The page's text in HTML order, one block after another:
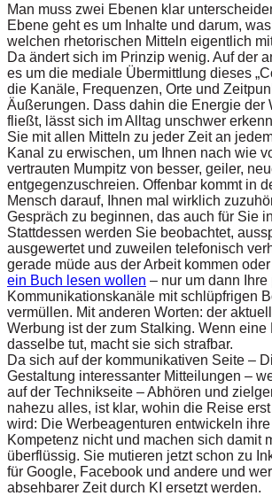
Man muss zwei Ebenen klar
Ebene geht es um Inhalte und darum,
welchen rhetorischen Mitteln eigentlich
Da ändert sich im Prinzip wenig. Auf der
es um die mediale Übermittlung dieses
die Kanäle, Frequenzen, Orte und
Äußerungen. Dass dahin die Energie der
fließt, lässt sich im Alltag unschwer
Sie mit allen Mitteln zu jeder Zeit an
Kanal zu erwischen, um Ihnen nach wie
vertrauten Mumpitz von besser, geiler,
entgegenzuschreien. Offenbar kommt in
Mensch darauf, Ihnen mal wirklich
Gespräch zu beginnen, das auch für Sie
Stattdessen werden Sie beobachtet,
ausgewertet und zuweilen telefonisch
gerade müde aus der Arbeit kommen
ein Buch lesen wollen – nur um dann Ihre
Kommunikationskanäle mit schlüpfrigen
vermüllen. Mit anderen Worten: der
Werbung ist der zum Stalking. Wenn eine
dasselbe tut, macht sie sich strafbar.
Da sich auf der kommunikativen Seite –
Gestaltung interessanter Mitteilungen –
auf der Technikseite – Abhören und
nahezu alles, ist klar, wohin die Reise
wird: Die Werbeagenturen entwickeln
Kompetenz nicht und machen sich damit
überflüssig. Sie mutieren jetzt schon zu
für Google, Facebook und andere und
absehbarer Zeit durch KI ersetzt werden.